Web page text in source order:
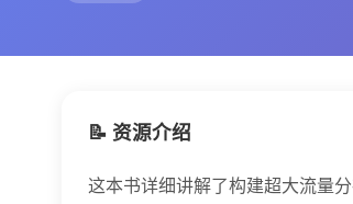
📝 资源介绍
这本书详细讲解了构建超大流量